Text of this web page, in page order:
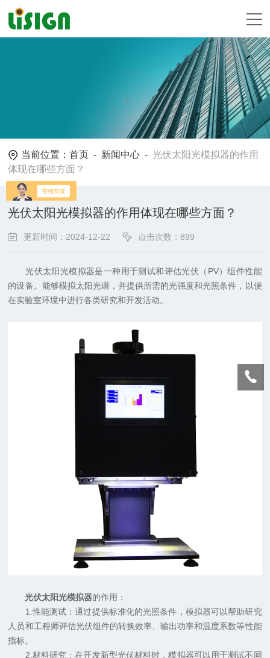
当前位置：首页 - 新闻中心 - 光伏太阳光模拟器的作用
体现在哪些方面？
光伏太阳光模拟器的作用体现在哪些方面？
更新时间：2024-12-22 点击次数：899
光伏太阳光模拟器是一种用于测试和评估光伏（PV）组件性能
的设备。能够模拟太阳光谱，并提供所需的光强度和光照条件，以便
在实验室环境中进行各类研究和开发活动。
光伏太阳光模拟器的作用：
1.性能测试：通过提供标准化的光照条件，模拟器可以帮助研究
人员和工程师评估光伏组件的转换效率、输出功率和温度系数等性能
指标。
2.材料研究：在开发新型光伏材料时，模拟器可以用于测试不同